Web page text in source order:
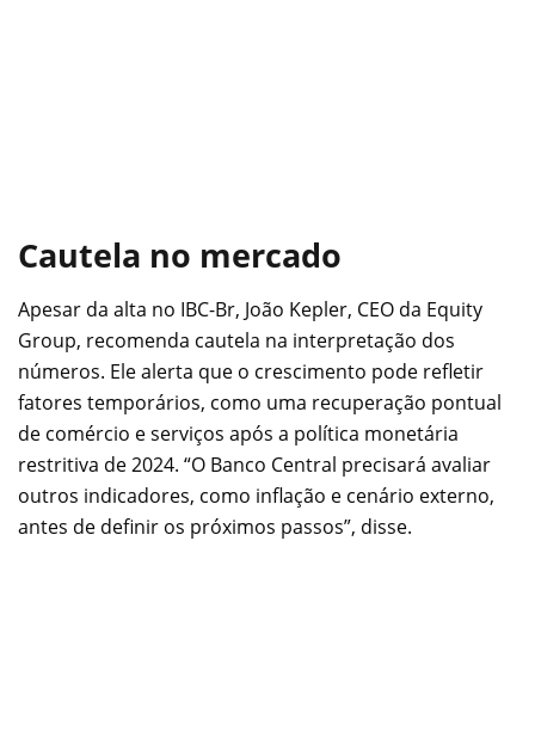
Cautela no mercado
Apesar da alta no IBC-Br, João Kepler, CEO da Equity
Group, recomenda cautela na interpretação dos
números. Ele alerta que o crescimento pode refletir
fatores temporários, como uma recuperação pontual
de comércio e serviços após a política monetária
restritiva de 2024. “O Banco Central precisará avaliar
outros indicadores, como inflação e cenário externo,
antes de definir os próximos passos”, disse.